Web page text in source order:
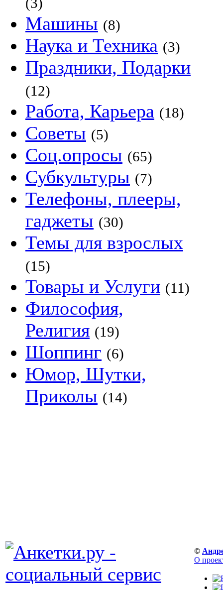
Машины (8)
Наука и Техника (3)
Праздники, Подарки
(12)
Работа, Карьера (18)
Советы (5)
Соц.опросы (65)
Субкультуры (7)
Телефоны, плееры,
гаджеты (30)
Темы для взрослых
(15)
Товары и Услуги (11)
Философия,
Религия (19)
Шоппинг (6)
Юмор, Шутки,
Приколы (14)
©
О